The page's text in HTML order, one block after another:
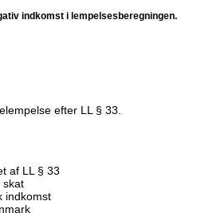
indkomst i lempelsesberegningen.
efter LL § 33.
af LL § 33
skat
indkomst